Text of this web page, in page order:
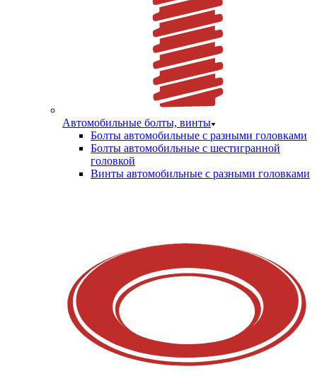
Автомобильные болты, винты
Болты автомобильные с разными головками
Болты автомобильные с шестигранной
головкой
Винты автомобильные с разными головками